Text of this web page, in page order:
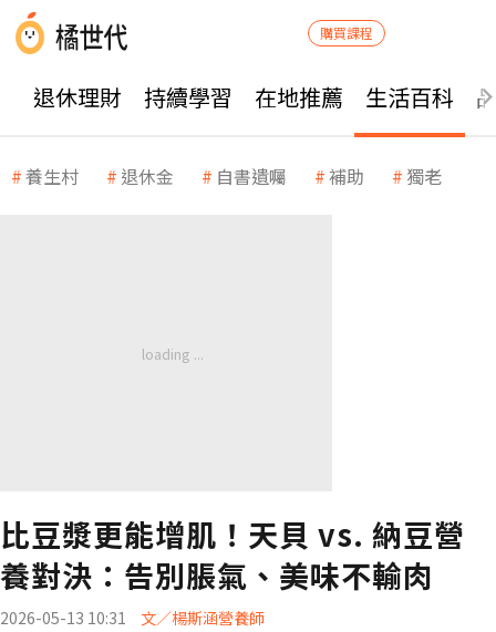
購買課程
退休理財 持續學習 在地推薦 生活百科
養生村 退休金 自書遺囑 補助 獨老
比豆漿更能增肌！天貝 vs. 納豆營
養對決：告別脹氣、美味不輸肉
2026-05-13 10:31 文／楊斯涵營養師